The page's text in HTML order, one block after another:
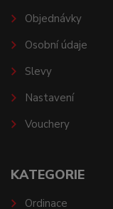
Objednávky
Osobní údaje
Slevy
Nastavení
Vouchery
KATEGORIE
Ordinace